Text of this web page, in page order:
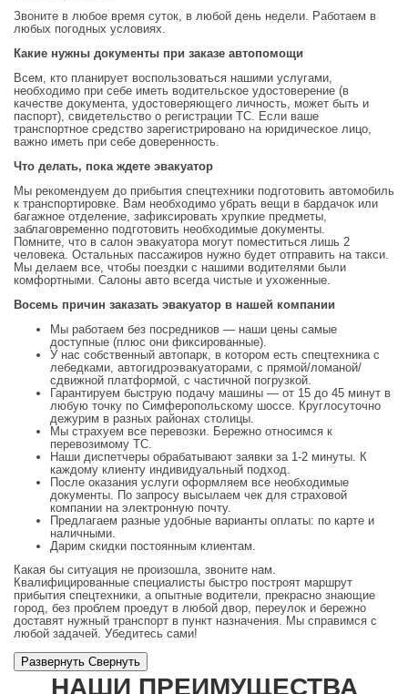
Звоните в любое время суток, в любой день недели. Работаем в
любых погодных условиях.
Какие нужны документы при заказе автопомощи
Всем, кто планирует воспользоваться нашими услугами,
необходимо при себе иметь водительское удостоверение (в
качестве документа, удостоверяющего личность, может быть и
паспорт), свидетельство о регистрации ТС. Если ваше
транспортное средство зарегистрировано на юридическое лицо,
важно иметь при себе доверенность.
Что делать, пока ждете эвакуатор
Мы рекомендуем до прибытия спецтехники подготовить автомобиль
к транспортировке. Вам необходимо убрать вещи в бардачок или
багажное отделение, зафиксировать хрупкие предметы,
заблаговременно подготовить необходимые документы.
Помните, что в салон эвакуатора могут поместиться лишь 2
человека. Остальных пассажиров нужно будет отправить на такси.
Мы делаем все, чтобы поездки с нашими водителями были
комфортными. Салоны авто всегда чистые и ухоженные.
Восемь причин заказать эвакуатор в нашей компании
Мы работаем без посредников — наши цены самые
доступные (плюс они фиксированные).
У нас собственный автопарк, в котором есть спецтехника с
лебедками, автогидроэвакуаторами, с прямой/ломаной/
сдвижной платформой, с частичной погрузкой.
Гарантируем быструю подачу машины — от 15 до 45 минут в
любую точку по Симферопольскому шоссе. Круглосуточно
дежурим в разных районах столицы.
Мы страхуем все перевозки. Бережно относимся к
перевозимому ТС.
Наши диспетчеры обрабатывают заявки за 1-2 минуты. К
каждому клиенту индивидуальный подход.
После оказания услуги оформляем все необходимые
документы. По запросу высылаем чек для страховой
компании на электронную почту.
Предлагаем разные удобные варианты оплаты: по карте и
наличными.
Дарим скидки постоянным клиентам.
Какая бы ситуация не произошла, звоните нам.
Квалифицированные специалисты быстро построят маршрут
прибытия спецтехники, а опытные водители, прекрасно знающие
город, без проблем проедут в любой двор, переулок и бережно
доставят нужный транспорт в пункт назначения. Мы справимся с
любой задачей. Убедитесь сами!
Развернуть Cвернуть
НАШИ ПРЕИМУЩЕСТВА